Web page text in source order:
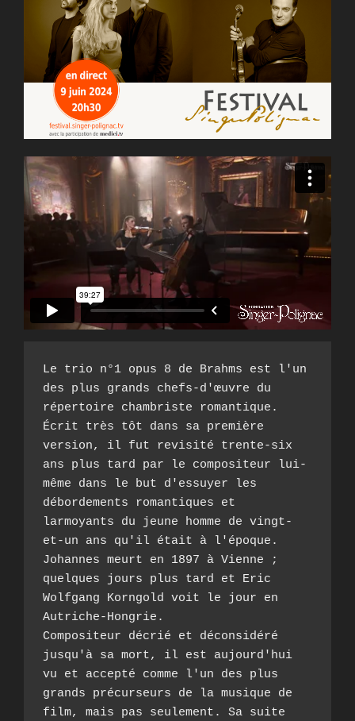
Le trio n°1 opus 8 de Brahms est l'un
des plus grands chefs-d'œuvre du
répertoire chambriste romantique.
Écrit très tôt dans sa première
version, il fut revisité trente-six
ans plus tard par le compositeur lui-
même dans le but d'essuyer les
débordements romantiques et
larmoyants du jeune homme de vingt-
et-un ans qu'il était à l'époque.
Johannes meurt en 1897 à Vienne ;
quelques jours plus tard et Eric
Wolfgang Korngold voit le jour en
Autriche-Hongrie.
Compositeur décrié et déconsidéré
jusqu'à sa mort, il est aujourd'hui
vu et accepté comme l'un des plus
grands précurseurs de la musique de
film, mais pas seulement. Sa suite